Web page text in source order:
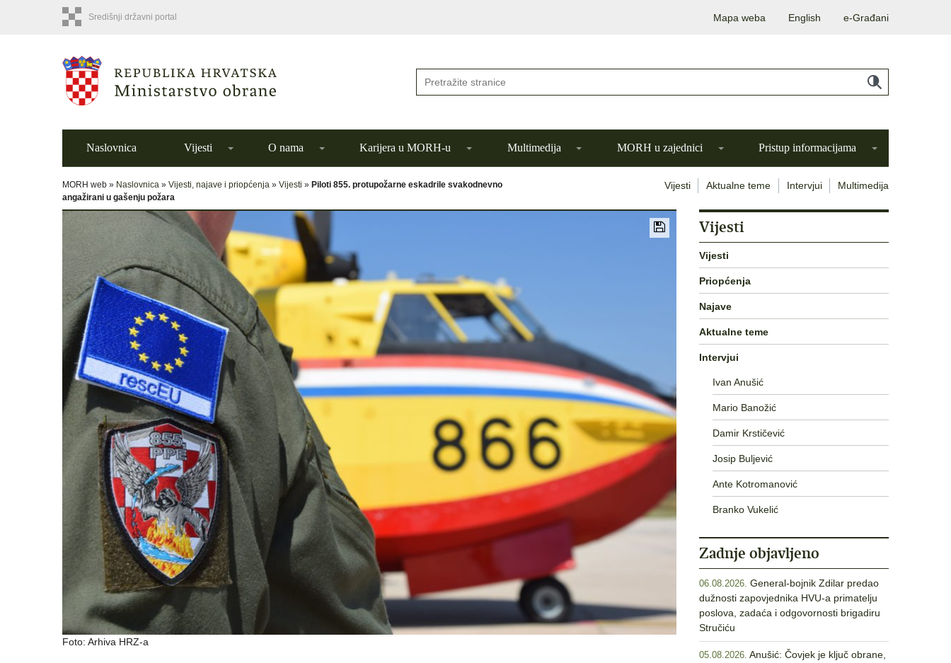
Središnji državni portal Mapa weba English e-Građani
Naslovnica Vijesti O nama Karijera u MORH-u Multimedija MORH u zajednici Pristup informacijama
MORH web » Naslovnica » Vijesti, najave i priopćenja » Vijesti » Piloti 855. protupožarne eskadrile svakodnevno
angažirani u gašenju požara
Vijesti Aktualne teme Intervjui Multimedija
Foto: Arhiva HRZ-a
Vijesti
Vijesti
Priopćenja
Najave
Aktualne teme
Intervjui
Ivan Anušić
Mario Banožić
Damir Krstičević
Josip Buljević
Ante Kotromanović
Branko Vukelić
Zadnje objavljeno
06.08.2026. General-bojnik Zdilar predao
dužnosti zapovjednika HVU-a primatelju
poslova, zadaća i odgovornosti brigadiru
Stručiću
05.08.2026. Anušić: Čovjek je ključ obrane,